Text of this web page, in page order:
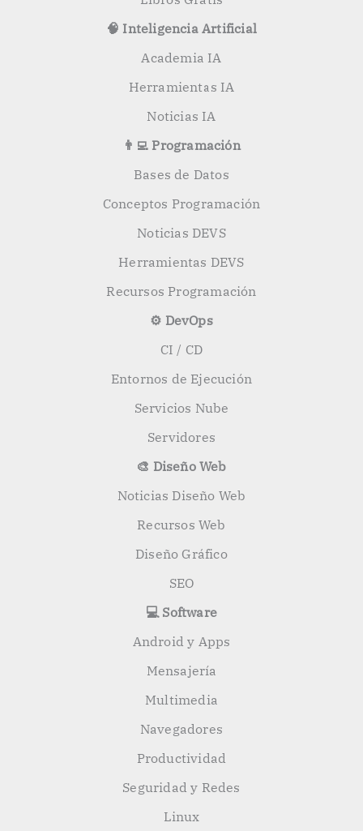
🧠 Inteligencia Artificial
Academia IA
Herramientas IA
Noticias IA
👨‍💻 Programación
Bases de Datos
Conceptos Programación
Noticias DEVS
Herramientas DEVS
Recursos Programación
⚙️ DevOps
CI / CD
Entornos de Ejecución
Servicios Nube
Servidores
🎨 Diseño Web
Noticias Diseño Web
Recursos Web
Diseño Gráfico
SEO
💻 Software
Android y Apps
Mensajería
Multimedia
Navegadores
Productividad
Seguridad y Redes
Linux